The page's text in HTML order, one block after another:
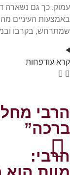
עמוק. כך גם נשארה
באמצעות העיניים
שמתרחש, בקרבו
קרא עודפחות
הרבי
ברכה”
הרבי: